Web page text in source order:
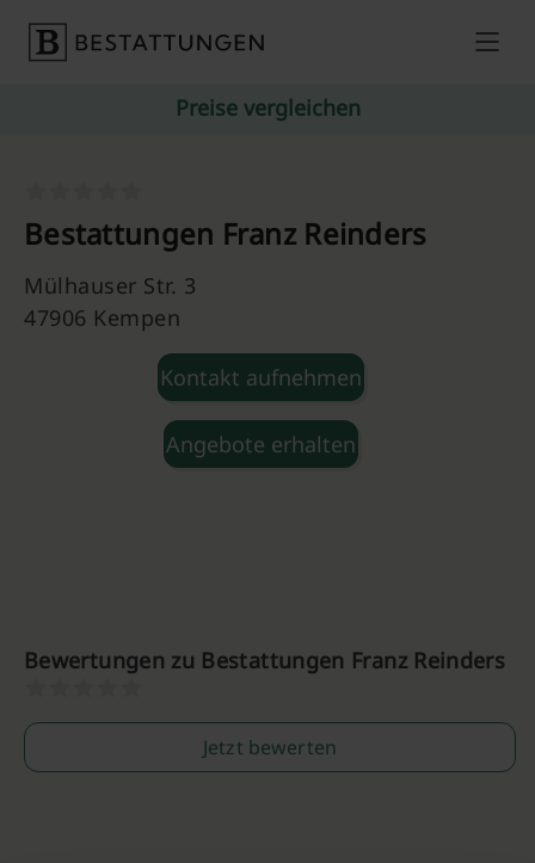
Preise vergleichen
Bestattungen Franz Reinders
Mülhauser Str. 3
47906 Kempen
Kontakt aufnehmen
Angebote erhalten
Bewertungen zu Bestattungen Franz Reinders
Jetzt bewerten